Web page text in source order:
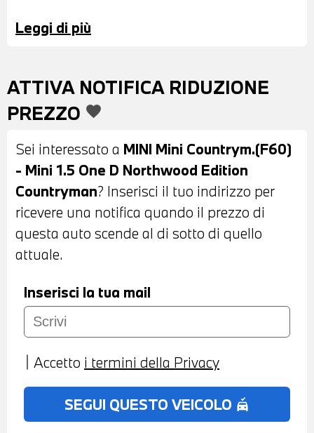
17" - FARI LED CON FUNZIONE
BLACK EXTERIEUR - BARRE
PORTATUTTO SUL TETTO -
AUTOMATICO - SENSORI DI PARCHEGGIO
POSTERIORI - TELECAMERA
POSTERIORE - INTERNI IN STOFFA NERA
- VOLANTE SPORTIVO IN PELLE CON
COMANDI MULTIFUNZIONE - CRUISE
CONTROL - CAMBIO MANUALE - DRIVING
ASSISTANT - ACTIVE GUARD - HEAD UP
DISPLAY - NAVIGATORE - BLUETOOTH -
USB - TELESERVICES - COMPATIBILITA'
CHIAMATA DI EMERGENZA - SISTEMA DI
RICARICA WIRELESS PER IL CELLUALRE -
CLIMATIZZATORE AUTOMATICO BIZONA -
Leggi di più
ATTIVA NOTIFICA RIDUZIONE
PREZZO favorite
Sei interessato a MINI Mini Countrym.(F60)
- Mini 1.5 One D Northwood Edition
Countryman? Inserisci il tuo indirizzo per
ricevere una notifica quando il prezzo di
questa auto scende al di sotto di quello
attuale.
Inserisci la tua mail
Accetto i termini della Privacy
SEGUI QUESTO VEICOLO no_crash